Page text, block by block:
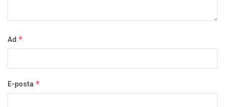
Ad *
E-posta *